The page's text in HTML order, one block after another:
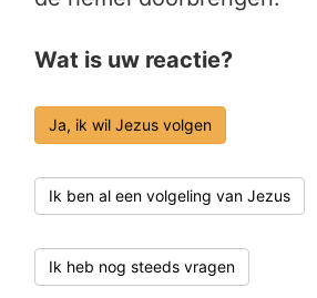
Wat is uw reactie?
Ja, ik wil Jezus volgen
Ik ben al een volgeling van Jezus
Ik heb nog steeds vragen